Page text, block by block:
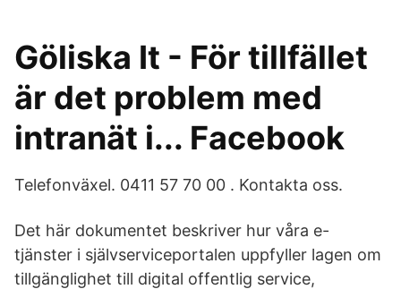
Göliska It - För tillfället
är det problem med
intranät i... Facebook
Telefonväxel. 0411 57 70 00 . Kontakta oss.
Det här dokumentet beskriver hur våra e-
tjänster i självserviceportalen uppfyller lagen om
tillgänglighet till digital offentlig service,